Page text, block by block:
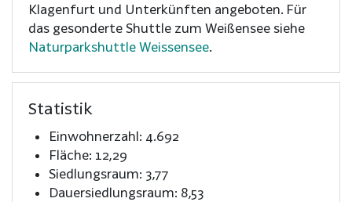
Klagenfurt und Unterkünften angeboten. Für
das gesonderte Shuttle zum Weißensee siehe
Naturparkshuttle Weissensee.
Statistik
Einwohnerzahl: 4.692
Fläche: 12,29
Siedlungsraum: 3,77
Dauersiedlungsraum: 8,53